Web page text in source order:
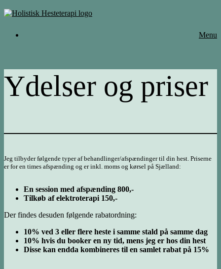
Gå
til
Menu
Ydelser og priser
Jeg tilbyder følgende typer af behandlinger/afspændinger til din hest. Priserne
er for en times afspænding og er inkl. moms og kørsel på Sjælland:
En session med afspænding 800,-
Tilkøb af elektroterapi 150,-
Der findes desuden følgende rabatordning:
10% ved 3 eller flere heste i samme stald på samme dag
10% hvis du booker en ny tid, mens jeg er hos din hest
Disse kan endda kombineres til en samlet rabat på 15%